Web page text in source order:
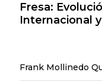
Fresa:
Internacional
Frank Mollinedo